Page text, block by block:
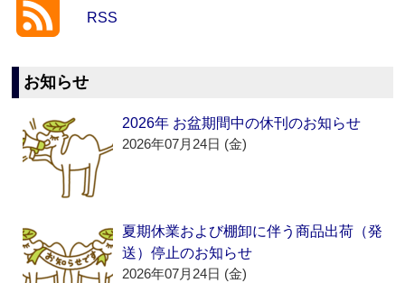
RSS
お知らせ
2026年 お盆期間中の休刊のお知らせ
2026年07月24日 (金)
夏期休業および棚卸に伴う商品出荷（発
送）停止のお知らせ
2026年07月24日 (金)